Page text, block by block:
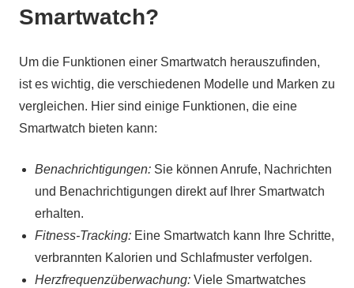
Smartwatch?
Um die Funktionen einer Smartwatch herauszufinden,
ist es wichtig, die verschiedenen Modelle und Marken zu
vergleichen. Hier sind einige Funktionen, die eine
Smartwatch bieten kann:
Benachrichtigungen: Sie können Anrufe, Nachrichten
und Benachrichtigungen direkt auf Ihrer Smartwatch
erhalten.
Fitness-Tracking: Eine Smartwatch kann Ihre Schritte,
verbrannten Kalorien und Schlafmuster verfolgen.
Herzfrequenzüberwachung: Viele Smartwatches